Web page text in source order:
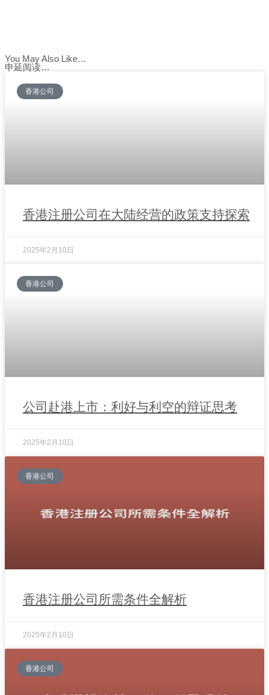
You May Also Like…
申延阅读…
香港公司
香港注册公司在大陆经营的政策支持探索
2025年2月10日
香港公司
公司赴港上市：利好与利空的辩证思考
2025年2月10日
香港公司
香港注册公司所需条件全解析
2025年2月10日
香港公司